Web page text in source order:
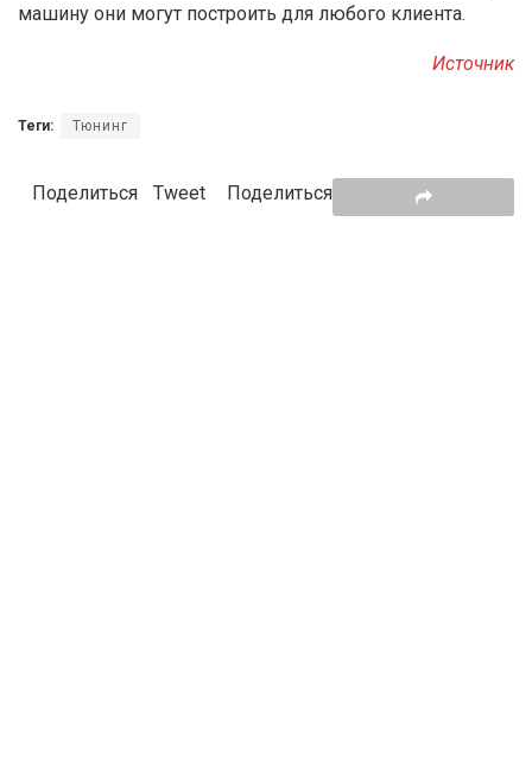
машину они могут построить для любого клиента.
Источник
Теги: Тюнинг
Поделиться Tweet Поделиться